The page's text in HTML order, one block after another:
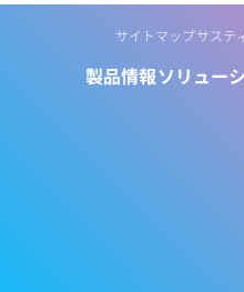
サイトマップサステ
製品情報ソリュー